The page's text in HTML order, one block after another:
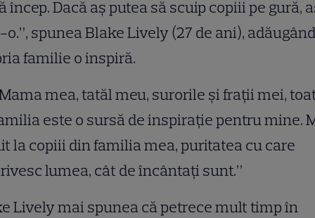
încep. Dacă aș putea să scuip copiii pe gură,
o.”, spunea Blake Lively (27 de ani),
familie o inspiră.
mea, tatăl meu, surorile și frații mei,
este o sursă de inspirație pentru mine.
la copiii din familia mea, puritatea cu care
lumea, cât de încântați sunt.”
Lively mai spunea că petrece mult timp în